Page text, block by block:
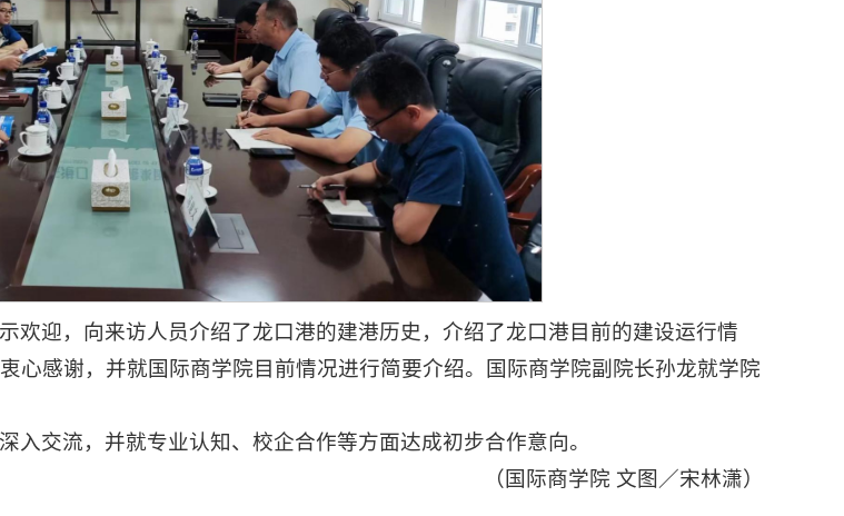
欢迎，向来访人员介绍了龙口港的建港历史，介绍了龙口港目前的建设运行情
心感谢，并就国际商学院目前情况进行简要介绍。国际商学院副院长孙龙就学院
交流，并就专业认知、校企合作等方面达成初步合作意向。
（国际商学院 文图／宋林潇）